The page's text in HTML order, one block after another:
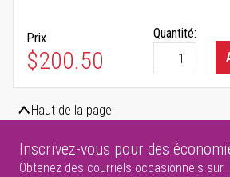
Prix
$200.50
Quantité:
Haut de la page
Inscrivez-vous pour des
Obtenez des courriels occasionnels sur